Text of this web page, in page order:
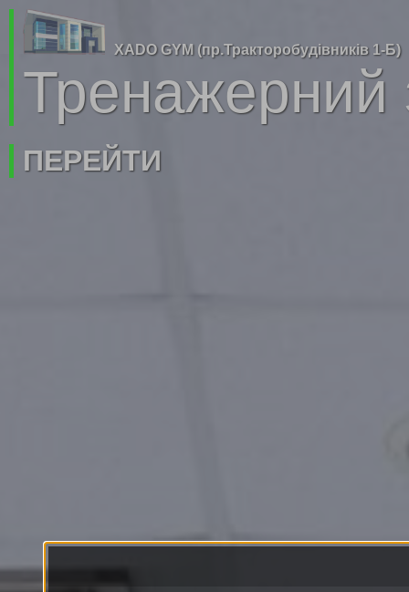
XADO GYM (пр.Тракторобудівників 1-Б)
Тренажерний
ПЕРЕЙТИ